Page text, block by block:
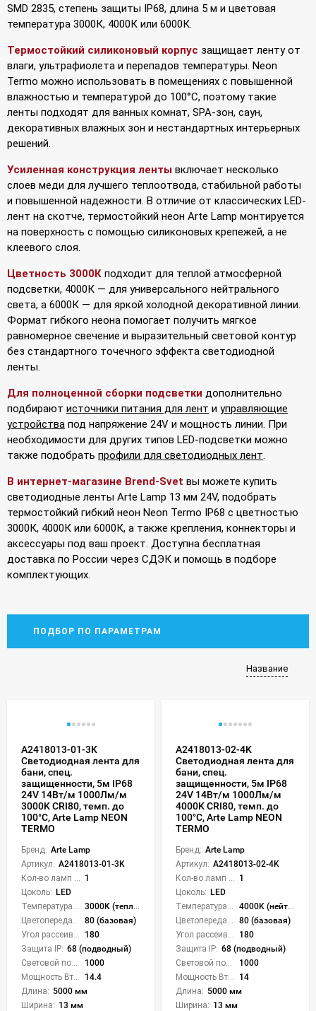
SMD 2835, степень защиты IP68, длина 5 м и цветовая
температура 3000К, 4000К или 6000К.
Термостойкий силиконовый корпус защищает ленту от
влаги, ультрафиолета и перепадов температуры. Neon
Termo можно использовать в помещениях с повышенной
влажностью и температурой до 100°С, поэтому такие
ленты подходят для ванных комнат, SPA-зон, саун,
декоративных влажных зон и нестандартных интерьерных
решений.
Усиленная конструкция ленты включает несколько
слоев меди для лучшего теплоотвода, стабильной работы
и повышенной надежности. В отличие от классических LED-
лент на скотче, термостойкий неон Arte Lamp монтируется
на поверхность с помощью силиконовых крепежей, а не
клеевого слоя.
Цветность 3000К подходит для теплой атмосферной
подсветки, 4000К — для универсального нейтрального
света, а 6000К — для яркой холодной декоративной линии.
Формат гибкого неона помогает получить мягкое
равномерное свечение и выразительный световой контур
без стандартного точечного эффекта светодиодной
ленты.
Для полноценной сборки подсветки дополнительно
подбирают источники питания для лент и управляющие
устройства под напряжение 24V и мощность линии. При
необходимости для других типов LED-подсветки можно
также подобрать профили для светодиодных лент.
В интернет-магазине Brend-Svet вы можете купить
светодиодные ленты Arte Lamp 13 мм 24V, подобрать
термостойкий гибкий неон Neon Termo IP68 с цветностью
3000К, 4000К или 6000К, а также крепления, коннекторы и
аксессуары под ваш проект. Доступна бесплатная
доставка по России через СДЭК и помощь в подборе
комплектующих.
ПОДБОР ПО ПАРАМЕТРАМ
Название
A2418013-01-3K
Светодиодная лента для
бани, спец.
защищенности, 5м IP68
24V 14Вт/м 1000Лм/м
3000K CRI80, темп. до
100°С, Arte Lamp NEON
TERMO
Бренд: Arte Lamp
Артикул: A2418013-01-3K
1
Цоколь: LED
3000K (теплый)
80 (базовая)
180
Защита IP: 68 (подводный)
1000
14.4
Длина: 5000 мм
Ширина: 13 мм
A2418013-02-4K
Светодиодная лента для
бани, спец.
защищенности, 5м IP68
24V 14Вт/м 1000Лм/м
4000K CRI80, темп. до
100°С, Arte Lamp NEON
TERMO
Бренд: Arte Lamp
Артикул: A2418013-02-4K
1
Цоколь: LED
4000K (нейтральный)
80 (базовая)
180
Защита IP: 68 (подводный)
1000
14
Длина: 5000 мм
Ширина: 13 мм